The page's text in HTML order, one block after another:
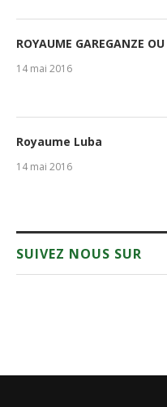
ROYAUME GAREGANZE OU
14 mai 2016
Royaume Luba
14 mai 2016
SUIVEZ NOUS SUR